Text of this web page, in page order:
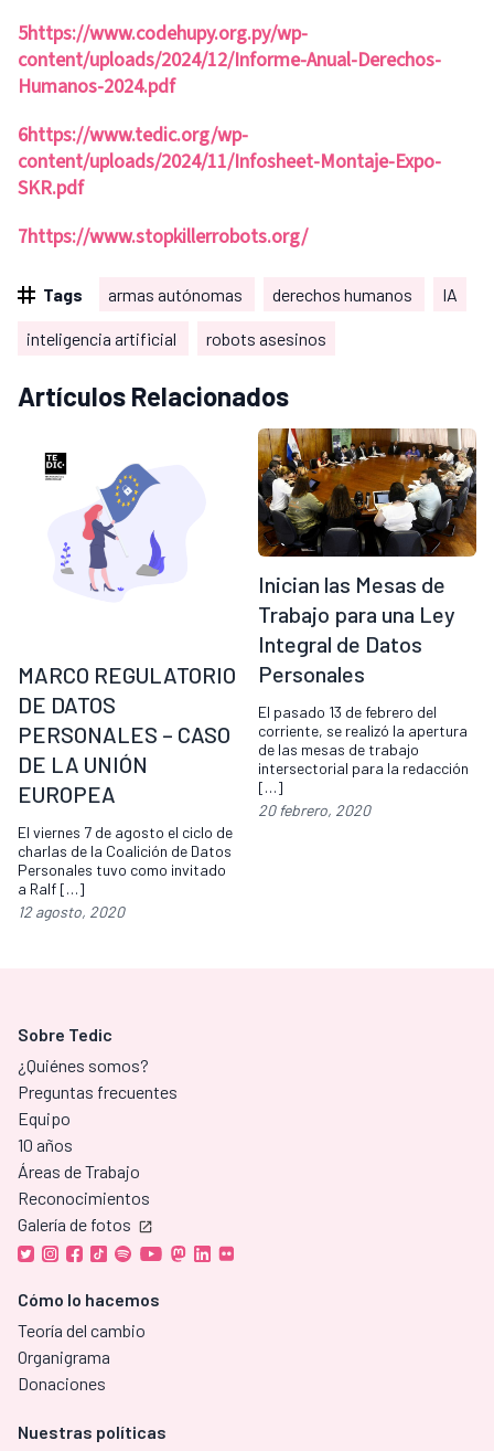
5https://www.codehupy.org.py/wp-
content/uploads/2024/12/Informe-Anual-Derechos-
Humanos-2024.pdf
6https://www.tedic.org/wp-
content/uploads/2024/11/Infosheet-Montaje-Expo-
SKR.pdf
7https://www.stopkillerrobots.org/
Tags armas autónomas derechos humanos IA
inteligencia artificial robots asesinos
Artículos Relacionados
MARCO REGULATORIO
DE DATOS
PERSONALES – CASO
DE LA UNIÓN
EUROPEA
El viernes 7 de agosto el ciclo de
charlas de la Coalición de Datos
Personales tuvo como invitado
a Ralf […]
12 agosto, 2020
Inician las Mesas de
Trabajo para una Ley
Integral de Datos
Personales
El pasado 13 de febrero del
corriente, se realizó la apertura
de las mesas de trabajo
intersectorial para la redacción
[…]
20 febrero, 2020
Sobre Tedic
¿Quiénes somos?
Preguntas frecuentes
Equipo
10 años
Áreas de Trabajo
Reconocimientos
Galería de fotos
Cómo lo hacemos
Teoría del cambio
Organigrama
Donaciones
Nuestras políticas